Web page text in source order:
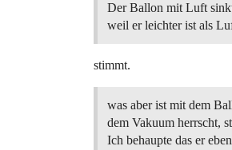
Der Ballon mit Luft
weil er leichter ist als
stimmt.
was aber ist mit dem
dem Vakuum herrscht,
Ich behaupte das er